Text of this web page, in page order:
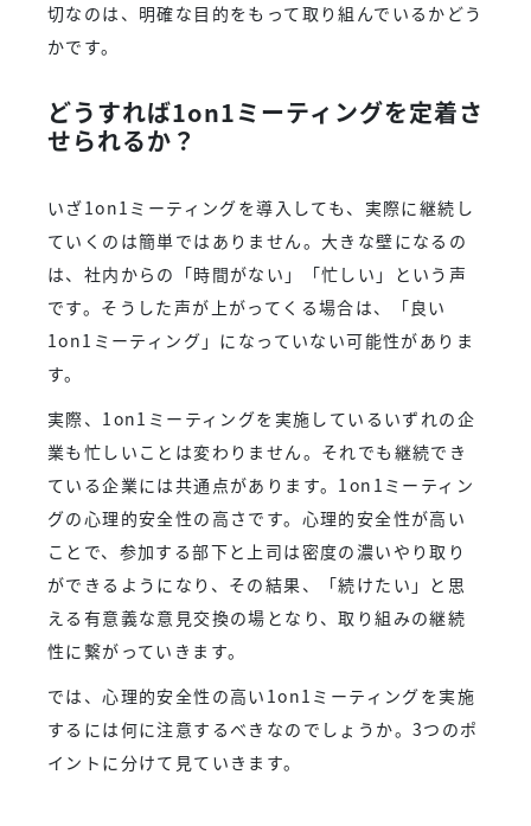
切なのは、明確な目的をもって取り組んでいるかどう
かです。
どうすれば1on1ミーティングを定着さ
せられるか？
いざ1on1ミーティングを導入しても、実際に継続し
ていくのは簡単ではありません。大きな壁になるの
は、社内からの「時間がない」「忙しい」という声
です。そうした声が上がってくる場合は、「良い
1on1ミーティング」になっていない可能性がありま
す。
実際、1on1ミーティングを実施しているいずれの企
業も忙しいことは変わりません。それでも継続でき
ている企業には共通点があります。1on1ミーティン
グの心理的安全性の高さです。心理的安全性が高い
ことで、参加する部下と上司は密度の濃いやり取り
ができるようになり、その結果、「続けたい」と思
える有意義な意見交換の場となり、取り組みの継続
性に繋がっていきます。
では、心理的安全性の高い1on1ミーティングを実施
するには何に注意するべきなのでしょうか。3つのポ
イントに分けて見ていきます。